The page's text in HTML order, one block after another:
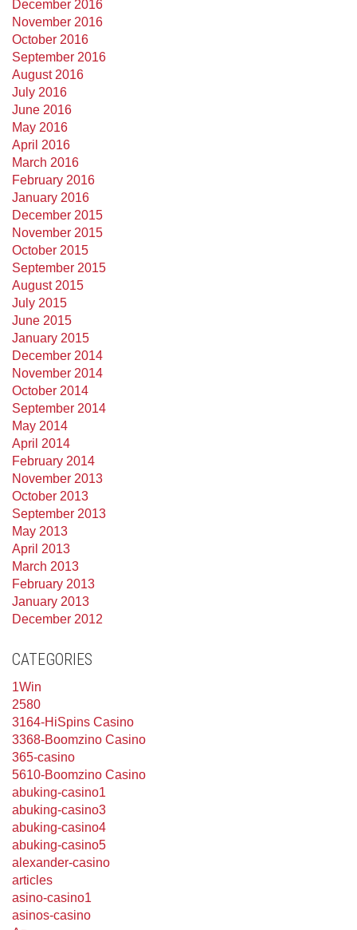
December 2016
November 2016
October 2016
September 2016
August 2016
July 2016
June 2016
May 2016
April 2016
March 2016
February 2016
January 2016
December 2015
November 2015
October 2015
September 2015
August 2015
July 2015
June 2015
January 2015
December 2014
November 2014
October 2014
September 2014
May 2014
April 2014
February 2014
November 2013
October 2013
September 2013
May 2013
April 2013
March 2013
February 2013
January 2013
December 2012
CATEGORIES
1Win
2580
3164-HiSpins Casino
3368-Boomzino Casino
365-casino
5610-Boomzino Casino
abuking-casino1
abuking-casino3
abuking-casino4
abuking-casino5
alexander-casino
articles
asino-casino1
asinos-casino